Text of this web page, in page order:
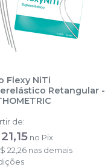
Flexy NiTi
Retangular-
de:
no Pix
22,26nas demais